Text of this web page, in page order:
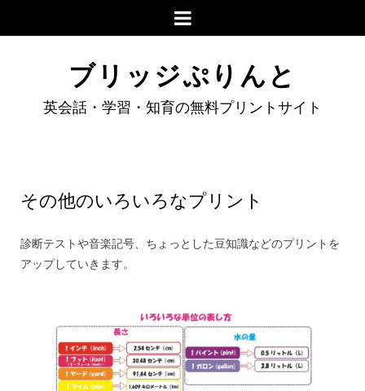
ブリッジぷりんと
英会話・学習・知育の無料プリントサイト
その他のいろいろなプリント
診断テストや音楽記号、ちょっとした豆知識などのプリントを
アップしていきます。